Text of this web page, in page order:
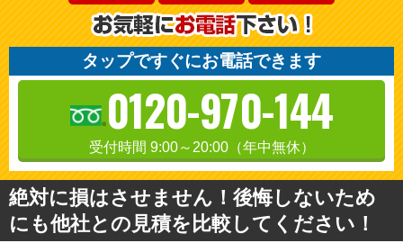
タップですぐにお電話できます
0120-970-144
受付時間 9:00～20:00（年中無休）
絶対に損はさせません！後悔しないため
にも他社との見積を比較してください！